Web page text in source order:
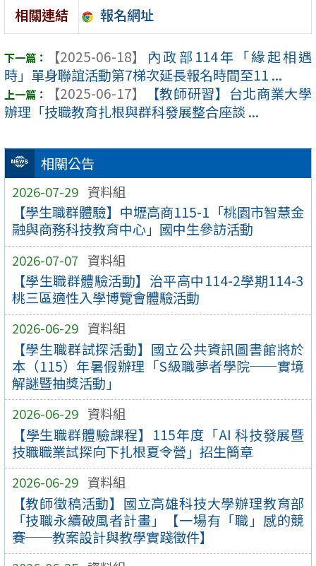
相關公告
2026-07-29 資料組
【學生職群體驗】中壢高商115-1「桃園市智慧金
融與商務科技教育中心」國中生參訪活動
2026-07-07 資料組
【學生職群體驗活動】治平高中114-2學期114-3
桃三區適性入學博覽會體驗活動
2026-06-29 資料組
【學生職群試探活動】國立公共資訊圖書館將於
本（115）年暑假辦理「S級職夢者學院──實境
解謎暨抽獎活動」
2026-06-29 資料組
【學生職群體驗課程】115年度「AI 科技發展暨
技職職業試探向下扎根夏令營」招生簡章
2026-06-29 資料組
【教師徵稿活動】國立高雄科技大學辦理教育部
「技職永續破風者計畫」【一場有「職」感的競
賽──教案設計與教學實踐徵件】
相關連結 報名網址
【2025-06-18】
內政部114年「緣起相遇
時」單身聯誼活動第7梯次延長報名時間至11 ...
【2025-06-17】
【教師研習】台北商業大學
辦理「技職教育扎根與群科發展整合座談 ...